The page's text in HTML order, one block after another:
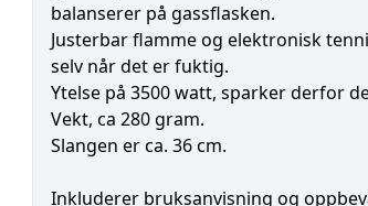
balanserer på gassflasken.
Justerbar flamme og elektronisk
selv når det er fuktig.
Ytelse på 3500 watt, sparker derfor
Vekt, ca 280 gram.
Slangen er ca. 36 cm.
Inkluderer bruksanvisning og